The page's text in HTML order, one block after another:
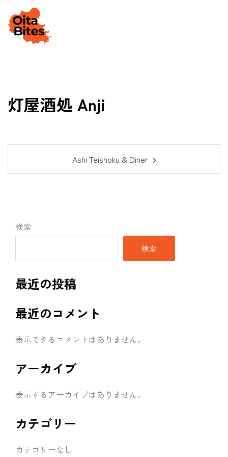
content
灯屋酒処 Anji
Post
Ashi Teishoku & Diner
検索
検索
最近の投稿
最近のコメント
表示できるコメントはありません。
アーカイブ
表示するアーカイブはありません。
カテゴリー
カテゴリーなし